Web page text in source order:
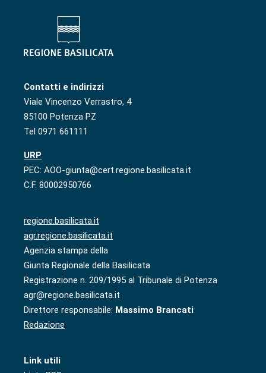
Contatti e indirizzi
Viale Vincenzo Verrastro, 4
85100 Potenza PZ
Tel 0971 661111
URP
PEC: AOO-giunta@cert.regione.basilicata.it
C.F. 80002950766
regione.basilicata.it
agr.regione.basilicata.it
Agenzia stampa della
Giunta Regionale della Basilicata
Registrazione n. 209/1995 al Tribunale di Potenza
agr@regione.basilicata.it
Direttore responsabile: Massimo Brancati
Redazione
Link utili